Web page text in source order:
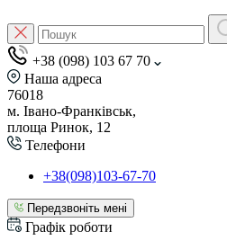
+38 (098) 103 67 70
Наша адреса
76018
м. Івано-Франківськ,
площа Ринок, 12
Телефони
+38(098)103-67-70
Передзвоніть мені
Графік роботи